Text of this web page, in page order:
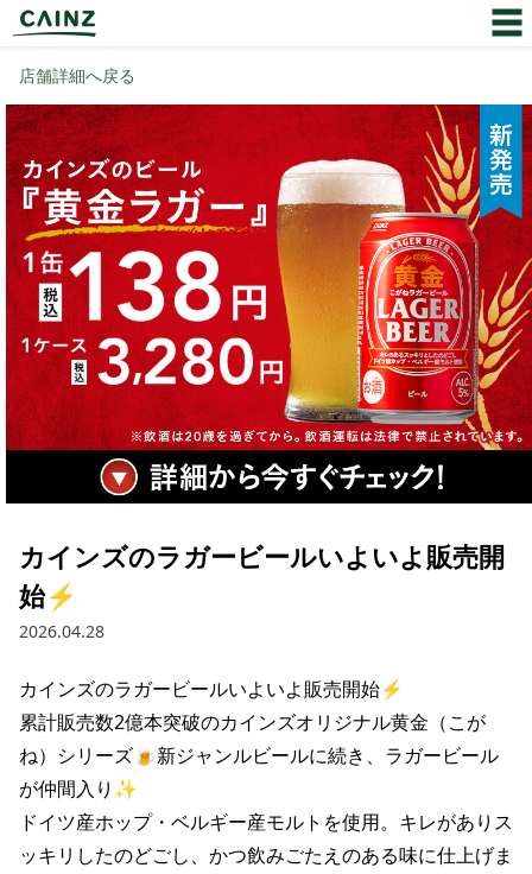
店舗詳細へ戻る
カインズのラガービールいよいよ販売開
始⚡️
2026.04.28
カインズのラガービールいよいよ販売開始⚡️
累計販売数2億本突破のカインズオリジナル黄金（こが
ね）シリーズ🍺新ジャンルビールに続き、ラガービール
が仲間入り✨
ドイツ産ホップ・ベルギー産モルトを使用。キレがありス
ッキリしたのどごし、かつ飲みごたえのある味に仕上げま